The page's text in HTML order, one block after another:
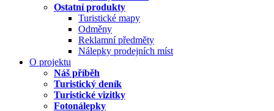
Ostatní produkty
Turistické mapy
Odměny
Reklamní předměty
Nálepky prodejních míst
O projektu
Náš příběh
Turistický deník
Turistické vizitky
Fotonálepky